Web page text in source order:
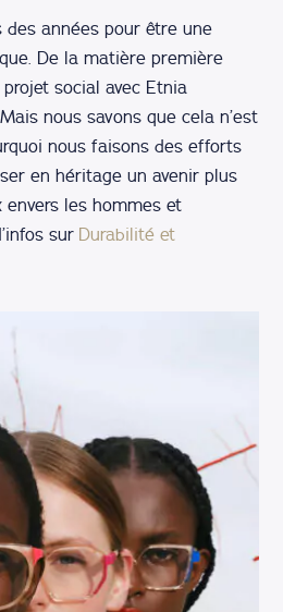
des années pour être une
De la matière première
social avec Etnia
nous savons que cela n’est
nous faisons des efforts
en héritage un avenir plus
les hommes et
sur Durabilité et